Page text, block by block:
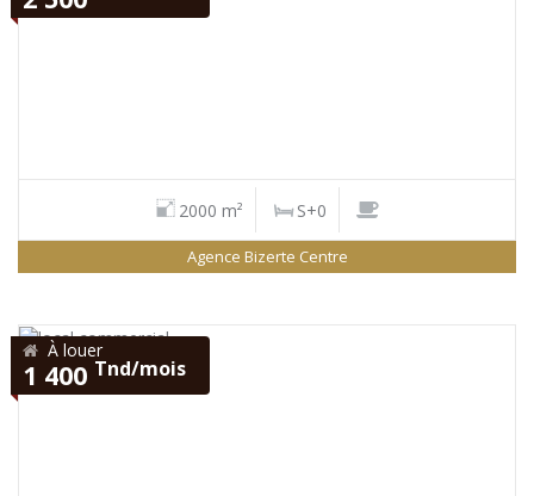
2000 m² S+0
Agence Bizerte Centre
À louer
1 400 Tnd/mois